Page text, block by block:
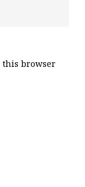
this browser